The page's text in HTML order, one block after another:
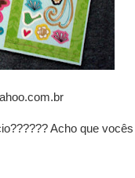
Acho que vocês